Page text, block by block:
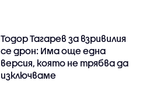
Тодор Тагарев за взривилия
се дрон: Има още една
версия, която не трябва да
изключваме